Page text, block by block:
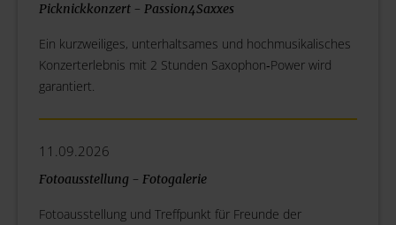
Picknickkonzert - Passion4Saxxes
Ein kurzweiliges, unterhaltsames und hochmusikalisches
Konzerterlebnis mit 2 Stunden Saxophon‐Power wird
garantiert.
11.09.2026
Fotoausstellung - Fotogalerie
Fotoausstellung und Treffpunkt für Freunde der